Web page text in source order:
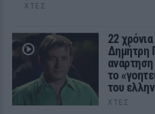
ΧΤΕΣ
22
Δημήτρη
το
του
ΧΤΕΣ